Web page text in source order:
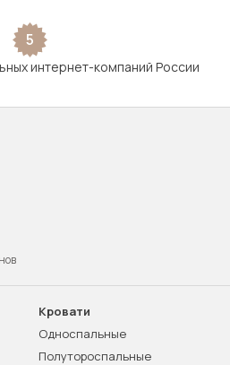
5
интернет-компаний России
Кровати
Односпальные
Полутороспальные